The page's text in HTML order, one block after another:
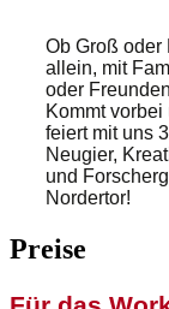
Ob Groß oder
allein, mit
oder
Kommt vorbei
feiert mit uns
Neugier,
und
Nordertor!
Preise